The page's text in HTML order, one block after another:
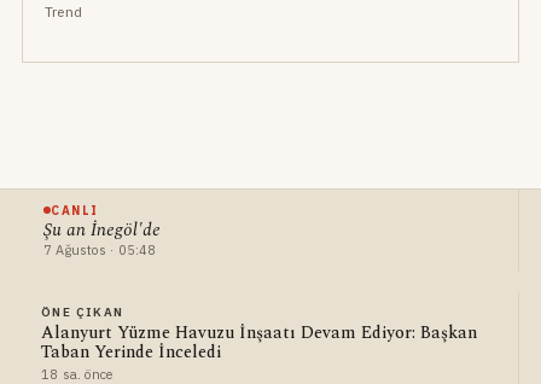
Trend
CANLI
Şu an İnegöl'de
7 Ağustos · 05:48
ÖNE ÇIKAN
Alanyurt Yüzme Havuzu İnşaatı Devam Ediyor: Başkan
Taban Yerinde İnceledi
18 sa. önce